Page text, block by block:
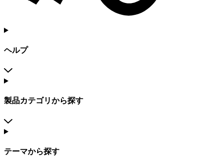
ヘルプ
製品カテゴリから探す
テーマから探す